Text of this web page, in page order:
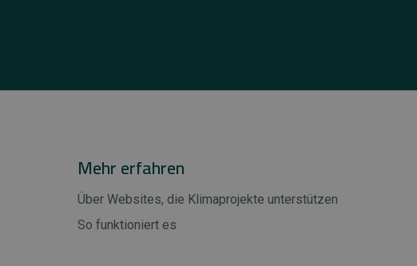
Mehr erfahren
Über Websites, die Klimaprojekte unterstützen
So funktioniert es